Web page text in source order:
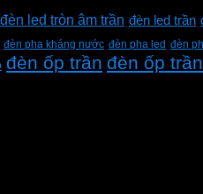
đèn led tròn âm trần đèn led trần
đèn pha kháng nước đèn pha led đèn
đèn ốp trần đèn ốp